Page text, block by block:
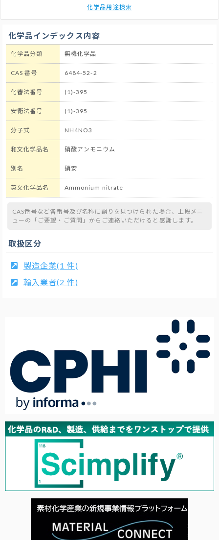
化学品用途検索
化学品インデックス内容
化学品分類 無機化学品
CAS 番号 6484-52-2
化審法番号 (1)-395
安衛法番号 (1)-395
分子式 NH4NO3
和文化学品名 硝酸アンモニウム
別名 硝安
英文化学品名 Ammonium nitrate
CAS番号など各番号及び名称に誤りを見つけられた場合、上段メニ
ューの「ご要望・ご質問」からご連絡いただけると感謝します。
取扱区分
製造企業(1 件)
輸入業者(2 件)